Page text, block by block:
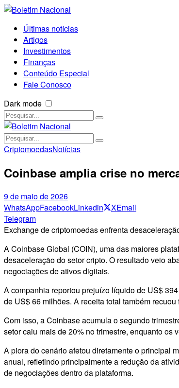
Últimas notícias
Artigos
Investimentos
Finanças
Conteúdo Especial
Fale Conosco
Dark mode
CriptomoedasNotícias
Coinbase amplia crise no
9 de maio de 2026
WhatsAppFacebookLinkedin XEmail
Telegram
Exchange de criptomoedas enfrenta
A Coinbase Global (COIN), uma das maiores
desaceleração do setor cripto. O resultado veio
negociações de ativos digitais.
A companhia reportou prejuízo líquido de US$
de US$ 66 milhões. A receita total também
Com isso, a Coinbase acumula o segundo
setor caiu mais de 20% no trimestre, enquanto
A piora do cenário afetou diretamente o principal
anual, refletindo principalmente a redução da
de negociações dentro da plataforma.